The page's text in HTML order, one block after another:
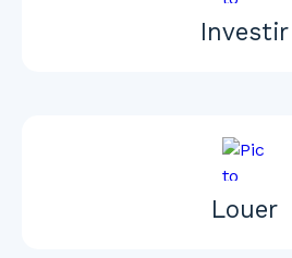
Investir
Louer